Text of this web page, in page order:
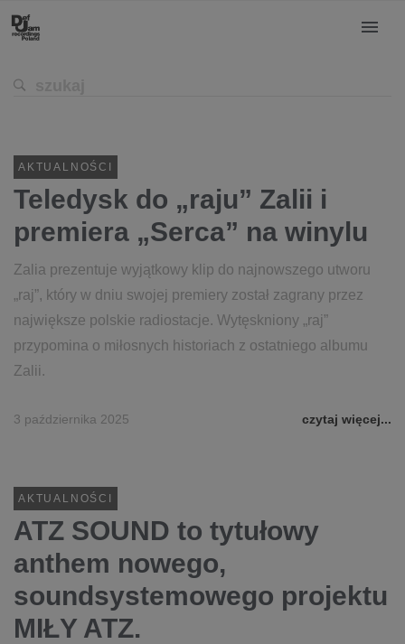
AKTUALNOŚCI
Teledysk do „raju” Zalii i
premiera „Serca” na winylu
Zalia prezentuje wyjątkowy klip do najnowszego utworu
„raj”, który w dniu swojej premiery został zagrany przez
największe polskie radiostacje. Wytęskniony „raj”
przypomina o miłosnych historiach z ostatniego albumu
Zalii.
3 października 2025 czytaj więcej...
AKTUALNOŚCI
ATZ SOUND to tytułowy
anthem nowego,
soundsystemowego projektu
MIŁY ATZ.